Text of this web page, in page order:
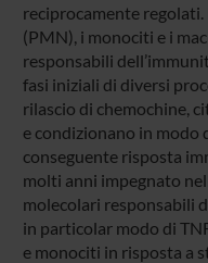
reciprocamente
(PMN), i monociti e i
responsabili
fasi iniziali di diversi
rilascio di chemochine,
e condizionano in
conseguente risposta
molti anni impegnato
molecolari responsabili
in particolar modo di
e monociti in risposta a